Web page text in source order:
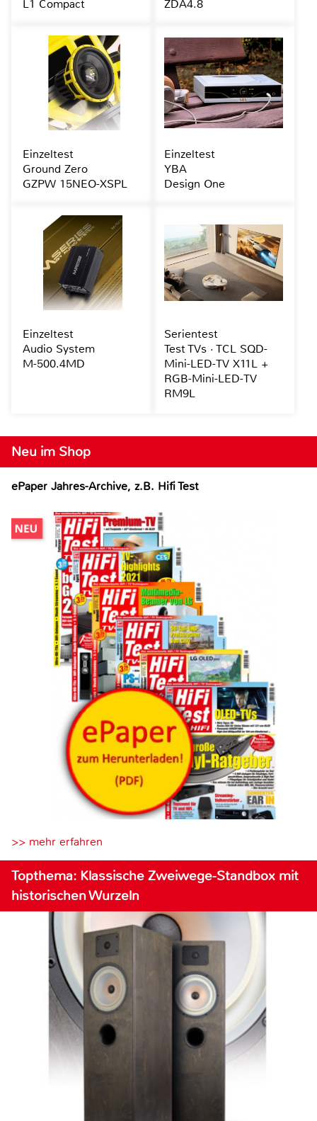
Neu im Shop
ePaper Jahres-Archive, z.B. Hifi Test
>> mehr erfahren
Topthema: Klassische Zweiwege-Standbox mit
historischen Wurzeln
L1 Compact ZDA4.8
Einzeltest
Ground Zero
GZPW 15NEO-XSPL
Einzeltest
YBA
Design One
Einzeltest
Audio System
M-500.4MD
Serientest
Test TVs · TCL SQD-
Mini-LED-TV X11L +
RGB-Mini-LED-TV
RM9L